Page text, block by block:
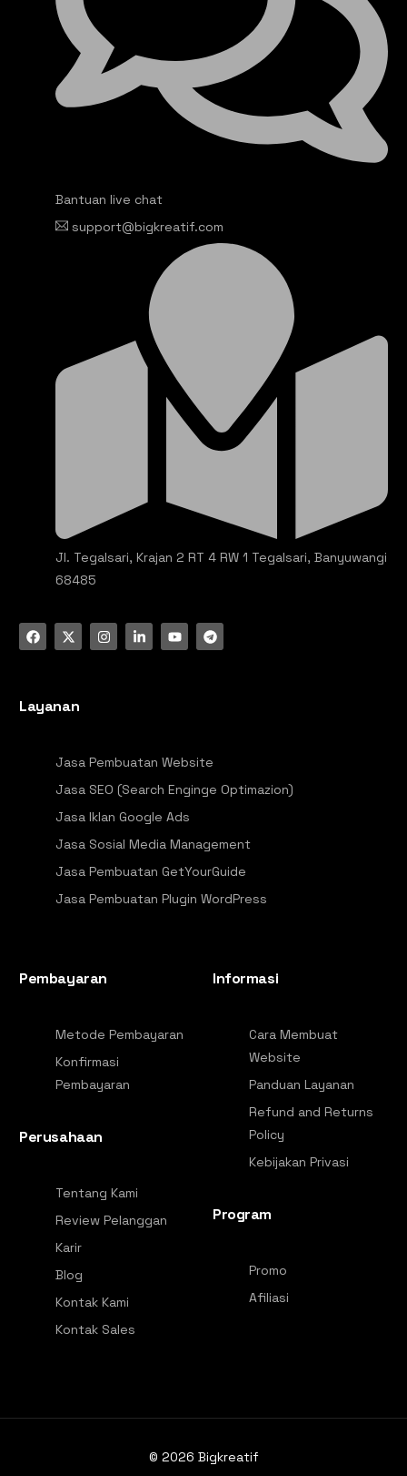
Bantuan live chat
support@bigkreatif.com
Jl. Tegalsari, Krajan 2 RT 4 RW 1 Tegalsari, Banyuwangi
68485
Layanan
Jasa Pembuatan Website
Jasa SEO (Search Enginge Optimazion)
Jasa Iklan Google Ads
Jasa Sosial Media Management
Jasa Pembuatan GetYourGuide
Jasa Pembuatan Plugin WordPress
Pembayaran
Metode Pembayaran
Konfirmasi
Pembayaran
Perusahaan
Tentang Kami
Review Pelanggan
Karir
Blog
Kontak Kami
Kontak Sales
Informasi
Cara Membuat
Website
Panduan Layanan
Refund and Returns
Policy
Kebijakan Privasi
Program
Promo
Afiliasi
© 2026 Bigkreatif